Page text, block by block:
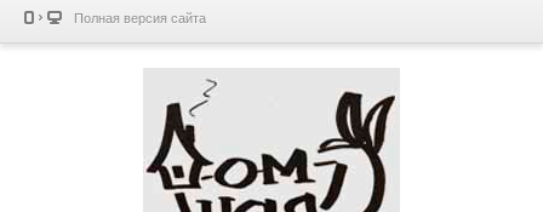
Полная версия сайта